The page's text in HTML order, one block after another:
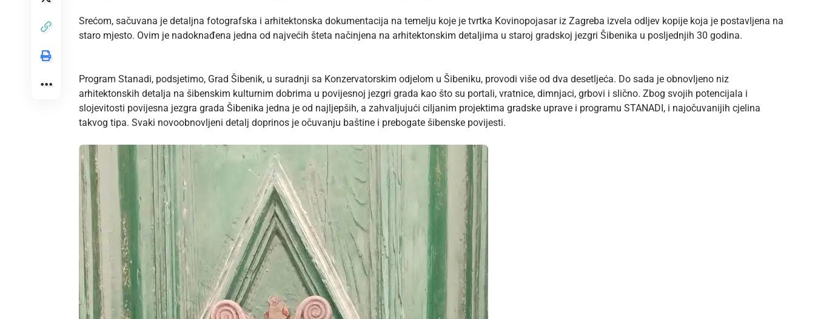
Srećom, sačuvana je detaljna fotografska i arhitektonska dokumentacija na temelju koje je tvrtka Kovinopojasar iz Zagreba izvela odljev kopije koja je postavljena na
staro mjesto. Ovim je nadoknađena jedna od najvećih šteta načinjena na arhitektonskim detaljima u staroj gradskoj jezgri Šibenika u posljednjih 30 godina.
Program Stanadi, podsjetimo, Grad Šibenik, u suradnji sa Konzervatorskim odjelom u Šibeniku, provodi više od dva desetljeća. Do sada je obnovljeno niz
arhitektonskih detalja na šibenskim kulturnim dobrima u povijesnoj jezgri grada kao što su portali, vratnice, dimnjaci, grbovi i slično. Zbog svojih potencijala i
slojevitosti povijesna jezgra grada Šibenika jedna je od najljepših, a zahvaljujući ciljanim projektima gradske uprave i programu STANADI, i najočuvanijih cjelina
takvog tipa. Svaki novoobnovljeni detalj doprinos je očuvanju baštine i prebogate šibenske povijesti.